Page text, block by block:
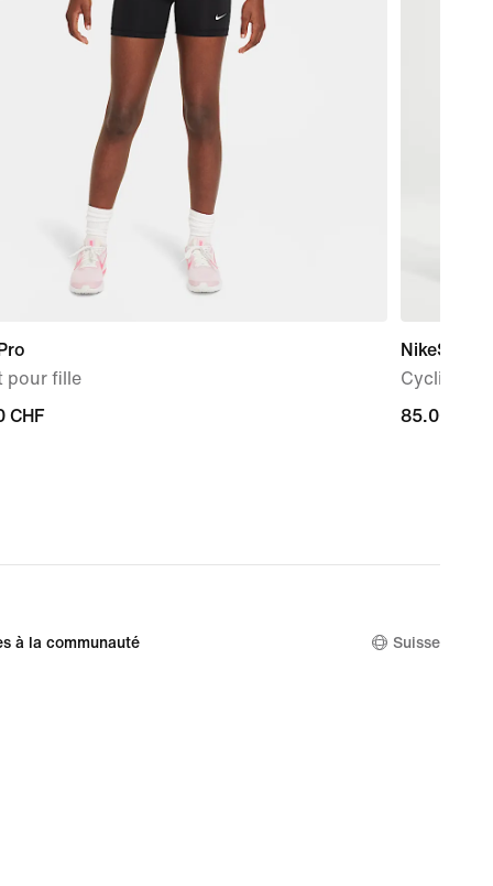
pour fille
CHF
CHF
Cycliste
85.00 CHF
85.00 CHF
à la communauté Suisse